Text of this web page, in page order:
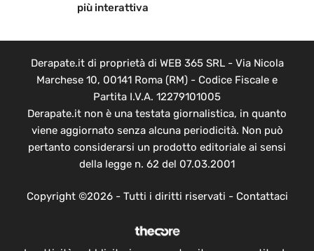
più interattiva
Derapate.it di proprietà di WEB 365 SRL - Via Nicola
Marchese 10, 00141 Roma (RM) - Codice Fiscale e
Partita I.V.A. 12279101005
Derapate.it non è una testata giornalistica, in quanto
viene aggiornato senza alcuna periodicità. Non può
pertanto considerarsi un prodotto editoriale ai sensi
della legge n. 62 del 07.03.2001
Copyright ©2026 - Tutti i diritti riservati - Contattaci